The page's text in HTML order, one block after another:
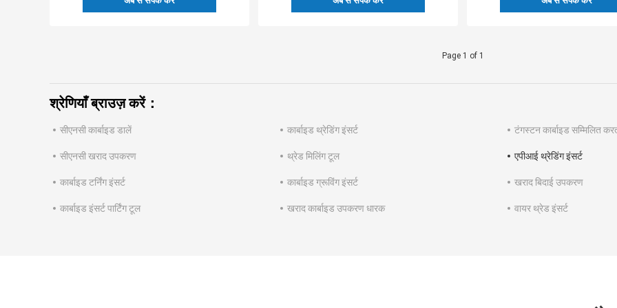
Page 1 of 1
श्रेणियाँ ब्राउज़ करें：
सीएनसी कार्बाइड डालें कार्बाइड थ्रेडिंग इंसर्ट टंगस्टन कार्बाइड सम्मिलित
सीएनसी खराद उपकरण थ्रेड मिलिंग टूल एपीआई थ्रेडिंग इंसर्ट
कार्बाइड टर्निंग इंसर्ट कार्बाइड ग्रूविंग इंसर्ट खराद बिदाई उपकरण
कार्बाइड इंसर्ट पार्टिंग टूल खराद कार्बाइड उपकरण धारक वायर थ्रेड इंसर्ट